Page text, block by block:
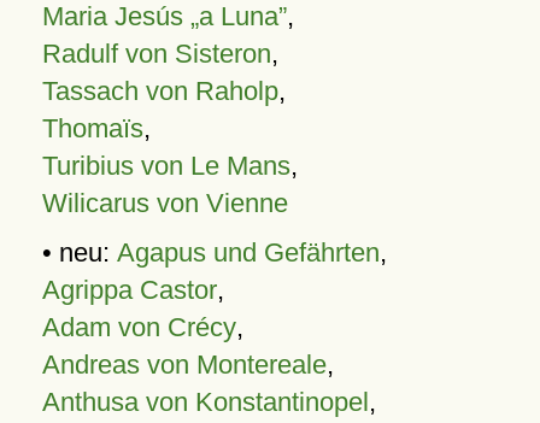
Maria Jesús „a Luna”,
Radulf von Sisteron,
Tassach von Raholp,
Thomaïs,
Turibius von Le Mans,
Wilicarus von Vienne
• neu: Agapus und Gefährten,
Agrippa Castor,
Adam von Crécy,
Andreas von Montereale,
Anthusa von Konstantinopel,